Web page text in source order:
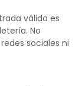
válida es
No
sociales ni